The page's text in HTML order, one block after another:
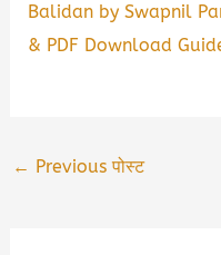
Balidan by Swapnil
& PDF Download
← Previous पोस्ट